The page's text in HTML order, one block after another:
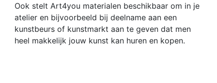
Ook stelt Art4you materialen beschikbaar om in je
atelier en bijvoorbeeld bij deelname aan een
kunstbeurs of kunstmarkt aan te geven dat men
heel makkelijk jouw kunst kan huren en kopen.